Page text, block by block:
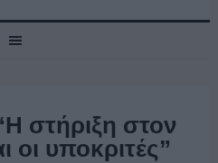
στήριξη στον
οι υποκριτές”